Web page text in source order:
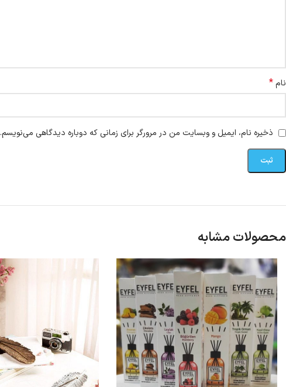
نام*
ذخیره نام، ایمیل و وبسایت من در مرورگر برای زمانی که دوباره دیدگاهی می‌نویسم.
محصولات مشابه